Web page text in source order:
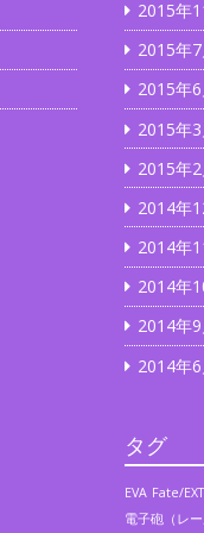
2015年
2015年7
2015年6
2015年3
2015年2
2014年
2014年
2014年
2014年9
2014年6
タグ
EVA Fate/
電子砲（レー